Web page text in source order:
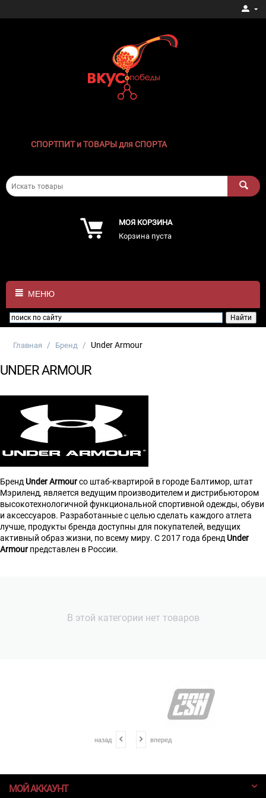
СПОРТПИТ и ТОВАРЫ для СПОРТА
МОЯ КОРЗИНА
Корзина пуста
МЕНЮ
Главная / Бренд / Under Armour
UNDER ARMOUR
Бренд Under Armourсо штаб-квартирой в городе Балтимор, штат
Мэриленд, является ведущим производителем и дистрибьютором
высокотехнологичной функциональной спортивной одежды, обуви
и аксессуаров. Разработанные с целью сделать каждого атлета
лучше, продукты бренда доступны для покупателей, ведущих
активный образ жизни, по всему миру. С 2017 года бренд Under
Armourпредставлен в России.
В этой категории нет товаров
назад вперед
МОЙ АККАУНТ